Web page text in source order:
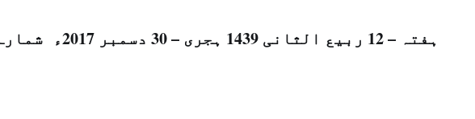
ہفتہ – 12 ربيع الثانی 1439 ہجری – 30 دسمبر 2017ء شمارہ نمبر: (14277)